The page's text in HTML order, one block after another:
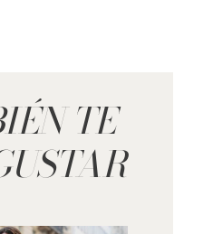
TE